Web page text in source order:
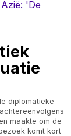
diplomatieke
maakte om de
komt kort